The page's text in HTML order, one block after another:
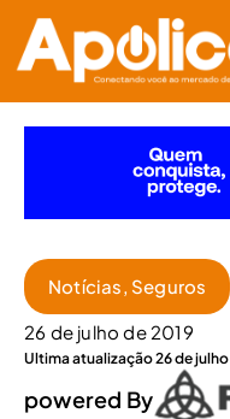
Notícias, Seguros
26 de julho de 2019
Ultima atualização 26 de julho
powered By